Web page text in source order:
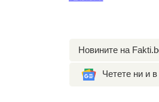
Новините на
Четете ни и